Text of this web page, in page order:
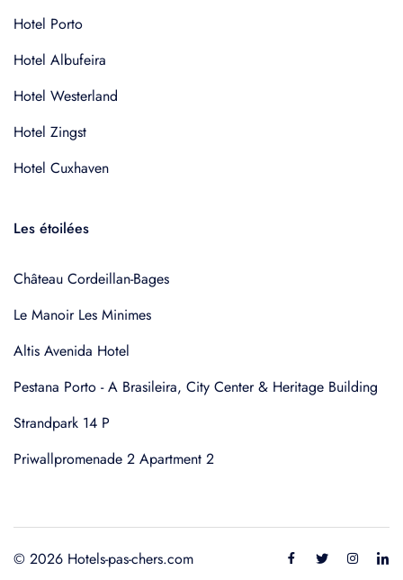
Hotel Porto
Hotel Albufeira
Hotel Westerland
Hotel Zingst
Hotel Cuxhaven
Les étoilées
Château Cordeillan-Bages
Le Manoir Les Minimes
Altis Avenida Hotel
Pestana Porto - A Brasileira, City Center & Heritage Building
Strandpark 14 P
Priwallpromenade 2 Apartment 2
© 2026 Hotels-pas-chers.com